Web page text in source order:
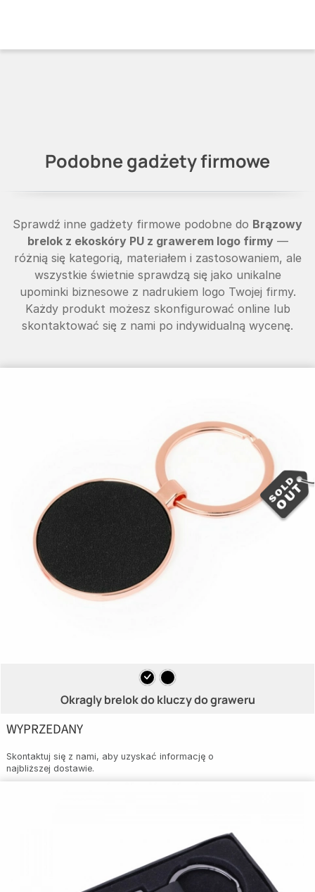
Podobne gadżety firmowe
Sprawdź inne gadżety firmowe podobne do Brązowy
brelok z ekoskóry PU z grawerem logo firmy—
różnią się kategorią, materiałem i zastosowaniem, ale
wszystkie świetnie sprawdzą się jako unikalne
upominki biznesowe z nadrukiem logo Twojej firmy.
Każdy produkt możesz skonfigurować online lub
skontaktować się z nami po indywidualną wycenę.
Okragly brelok do kluczy do graweru
WYPRZEDANY
Skontaktuj się z nami, aby uzyskać informację o
najbliższej dostawie.